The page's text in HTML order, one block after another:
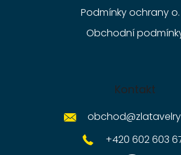
Podmínky ochrany o.
Obchodní
Kontakt
obchod@
+420 602 603